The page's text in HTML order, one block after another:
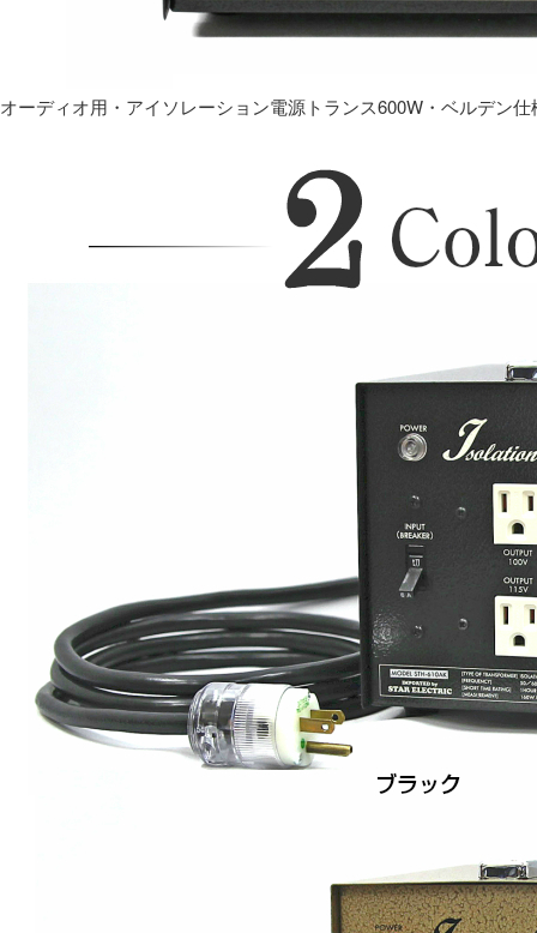
オーディオ用・アイソレーション電源トランス600W・ベルデン仕